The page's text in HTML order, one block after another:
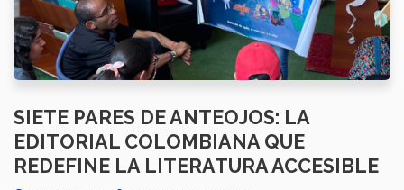
SIETE PARES DE ANTEOJOS: LA
EDITORIAL COLOMBIANA QUE
REDEFINE LA LITERATURA ACCESIBLE